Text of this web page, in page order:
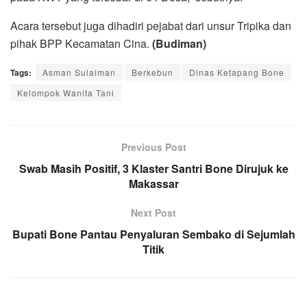
Acara tersebut juga dihadiri pejabat dari unsur Tripika dan
pihak BPP Kecamatan Cina. (Budiman)
Tags: Asman Sulaiman Berkebun
Dinas Ketapang Bone
Kelompok Wanita Tani
Previous Post
Swab Masih Positif, 3 Klaster Santri Bone Dirujuk ke
Makassar
Next Post
Bupati Bone Pantau Penyaluran Sembako di Sejumlah
Titik